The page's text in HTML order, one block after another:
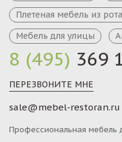
8 (495) 369
ПЕРЕЗВОНИТЕ МНЕ
sale@mebel-restoran.ru
Профессиональная мебель
Плетеная мебель из
Мебель для улицы